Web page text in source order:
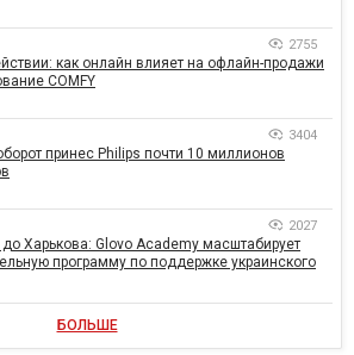
2755
как онлайн влияет на офлайн-продажи
COMFY
3404
принес Philips почти 10 миллионов
2027
Харькова: Glovo Academy масштабирует
программу по поддержке украинского
БОЛЬШЕ